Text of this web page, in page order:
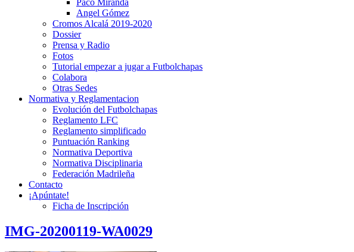
Paco Miranda
Angel Gómez
Cromos Alcalá 2019-2020
Dossier
Prensa y Radio
Fotos
Tutorial empezar a jugar a Futbolchapas
Colabora
Otras Sedes
Normativa y Reglamentacion
Evolución del Futbolchapas
Reglamento LFC
Reglamento simplificado
Puntuación Ranking
Normativa Deportiva
Normativa Disciplinaria
Federación Madrileña
Contacto
¡Apúntate!
Ficha de Inscripción
IMG-20200119-WA0029